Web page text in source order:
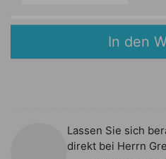
In den
Lassen Sie sich
direkt bei Herrn